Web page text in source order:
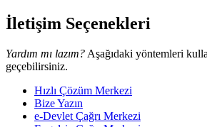
İletişim Seçenekleri
Yardım mı lazım? Aşağıdaki yöntemleri
geçebilirsiniz.
Hızlı Çözüm Merkezi
Bize Yazın
e-Devlet Çağrı Merkezi